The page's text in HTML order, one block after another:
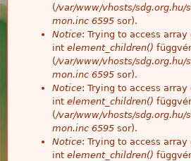
(/var/www/vhosts/sdg.org.hu/
mon.inc 6595 sor).
Notice: Trying to access
int element_children()
(/var/www/vhosts/sdg.org.hu/
mon.inc 6595 sor).
Notice: Trying to access
int element_children()
(/var/www/vhosts/sdg.org.hu/
mon.inc 6595 sor).
Notice: Trying to access
int element_children()